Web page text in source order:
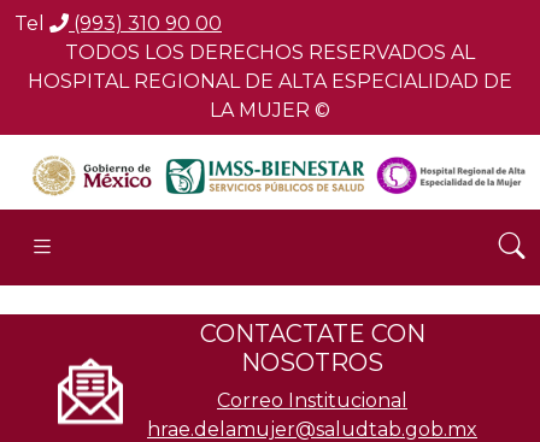
Tel
(993) 310 90 00
TODOS LOS DERECHOS RESERVADOS AL
HOSPITAL REGIONAL DE ALTA ESPECIALIDAD DE
LA MUJER ©
CONTACTATE CON
NOSOTROS
Correo Institucional
hrae.delamujer@saludtab.gob.mx